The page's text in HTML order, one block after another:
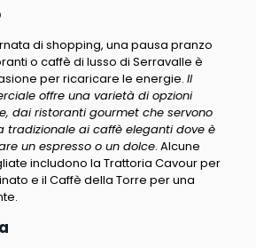
di shopping, una pausa pranzo
o caffè di lusso di Serravalle è
per ricaricare le energie. Il
offre una varietà di opzioni
dai ristoranti gourmet che servono
tradizionale ai caffè eleganti dove è
un espresso o un dolce. Alcune
includono la Trattoria Cavour per
e il Caffè della Torre per una